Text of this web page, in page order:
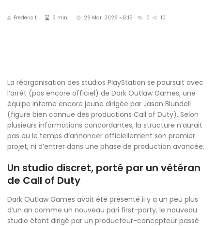
Frederic L. 3 min. 26 Mar. 2026 • 13:15 0 10
La réorganisation des studios PlayStation se poursuit avec
l’arrêt (pas encore officiel) de Dark Outlaw Games, une
équipe interne encore jeune dirigée par Jason Blundell
(figure bien connue des productions Call of Duty). Selon
plusieurs informations concordantes, la structure n’aurait
pas eu le temps d’annoncer officiellement son premier
projet, ni d’entrer dans une phase de production avancée.
Un studio discret, porté par un vétéran
de Call of Duty
Dark Outlaw Games avait été présenté il y a un peu plus
d’un an comme un nouveau pari first-party, le nouveau
studio étant dirigé par un producteur-concepteur passé